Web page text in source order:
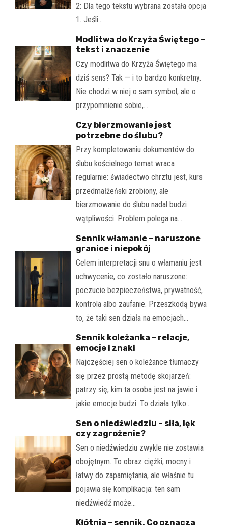
2: Dla tego tekstu wybrana została opcja
1. Jeśli…
Modlitwa do Krzyża Świętego –
tekst i znaczenie
Czy modlitwa do Krzyża Świętego ma
dziś sens? Tak — i to bardzo konkretny.
Nie chodzi w niej o sam symbol, ale o
przypomnienie sobie,…
Czy bierzmowanie jest
potrzebne do ślubu?
Przy kompletowaniu dokumentów do
ślubu kościelnego temat wraca
regularnie: świadectwo chrztu jest, kurs
przedmałżeński zrobiony, ale
bierzmowanie do ślubu nadal budzi
wątpliwości. Problem polega na…
Sennik włamanie – naruszone
granice i niepokój
Celem interpretacji snu o włamaniu jest
uchwycenie, co zostało naruszone:
poczucie bezpieczeństwa, prywatność,
kontrola albo zaufanie. Przeszkodą bywa
to, że taki sen działa na emocjach…
Sennik koleżanka – relacje,
emocje i znaki
Najczęściej sen o koleżance tłumaczy
się przez prostą metodę skojarzeń:
patrzy się, kim ta osoba jest na jawie i
jakie emocje budzi. To działa tylko…
Sen o niedźwiedziu – siła, lęk
czy zagrożenie?
Sen o niedźwiedziu zwykle nie zostawia
obojętnym. To obraz ciężki, mocny i
łatwy do zapamiętania, ale właśnie tu
pojawia się komplikacja: ten sam
niedźwiedź może…
Kłótnia – sennik. Co oznacza